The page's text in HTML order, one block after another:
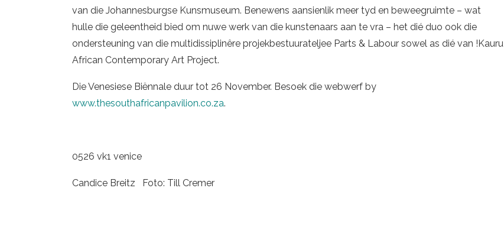
van die Johannesburgse Kunsmuseum. Benewens aansienlik meer tyd en beweegruimte – wat
hulle die geleentheid bied om nuwe werk van die kunstenaars aan te vra – het dié duo ook die
ondersteuning van die multidissiplinêre projekbestuurateljee Parts & Labour sowel as dié van !Kauru
African Contemporary Art Project.
Die Venesiese Biënnale duur tot 26 November. Besoek die webwerf by
www.thesouthafricanpavilion.co.za.
0526 vk1 venice
Candice Breitz Foto: Till Cremer